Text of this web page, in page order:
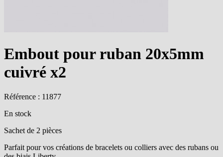
Embout pour ruban 20x5mm
cuivré x2
Référence : 11877
En stock
Sachet de 2 pièces
Parfait pour vos créations de bracelets ou colliers avec des rubans ou